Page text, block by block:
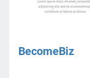
BecomeBiz